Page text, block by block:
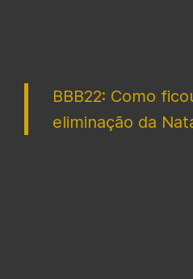
BBB22: Como
eliminação da